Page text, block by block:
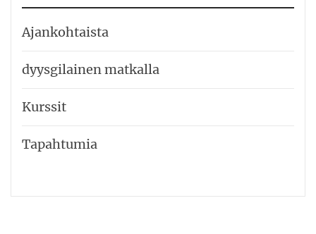
Ajankohtaista
dyysgilainen matkalla
Kurssit
Tapahtumia